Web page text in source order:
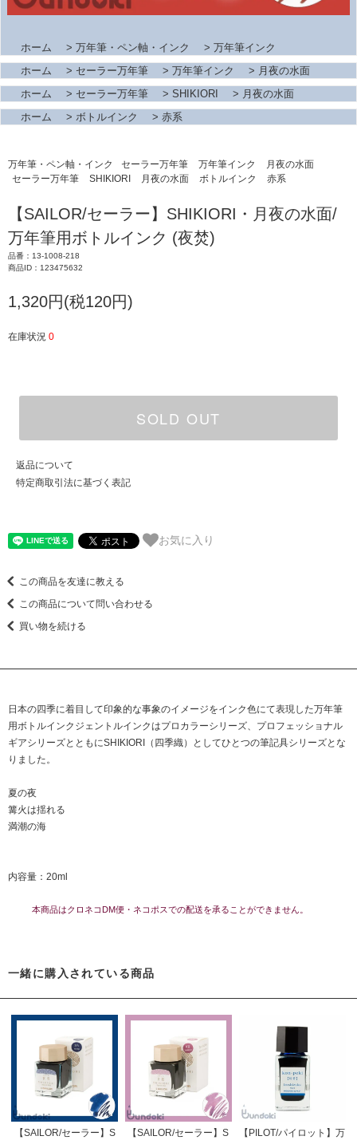
ホーム > 万年筆・ペン軸・インク > 万年筆インク
ホーム
> セーラー万年筆 > 万年筆インク > 月夜の水面
ホーム
> セーラー万年筆 > SHIKIORI > 月夜の水面
ホーム
> ボトルインク > 赤系
万年筆・ペン軸・インク セーラー万年筆 万年筆インク
月夜の水面
セーラー万年筆
SHIKIORI 月夜の水面 ボトルインク 赤系
【SAILOR/セーラー】SHIKIORI・月夜の水面/
万年筆用ボトルインク (夜焚)
品番：13-1008-218
商品ID：123475632
1,320円(税120円)
在庫状況 0
SOLD OUT
返品について
特定商取引法に基づく表記
お気に入り
この商品を友達に教える
この商品について問い合わせる
買い物を続ける
日本の四季に着目して印象的な事象のイメージをインク色にて表現した万年筆
用ボトルインクジェントルインクはプロカラーシリーズ、プロフェッショナル
ギアシリーズとともにSHIKIORI（四季織）としてひとつの筆記具シリーズとな
りました。
夏の夜
篝火は揺れる
満潮の海
内容量：20ml
本商品はクロネコDM便・ネコポスでの配送を承ることができません。
一緒に購入されている商品
【SAILOR/セーラー】S
【SAILOR/セーラー】S
【PILOT/パイロット】万